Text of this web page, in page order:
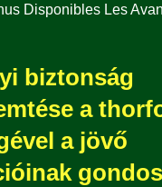
Disponibles Les
biztonság
a
a jövő